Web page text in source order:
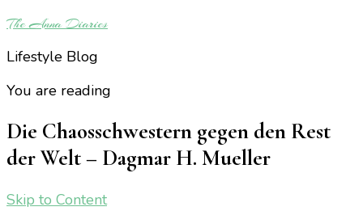
The Anna Diaries
Lifestyle Blog
You are reading
Die Chaosschwestern gegen den Rest
der Welt – Dagmar H. Mueller
Skip to Content